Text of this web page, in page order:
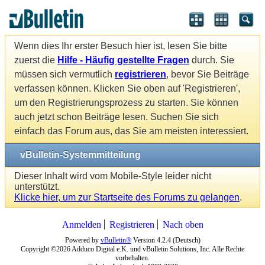
Wenn dies Ihr erster Besuch hier ist, lesen Sie bitte
zuerst die Hilfe - Häufig gestellte Fragen durch. Sie
müssen sich vermutlich registrieren, bevor Sie Beiträge
verfassen können. Klicken Sie oben auf 'Registrieren',
um den Registrierungsprozess zu starten. Sie können
auch jetzt schon Beiträge lesen. Suchen Sie sich
einfach das Forum aus, das Sie am meisten interessiert.
vBulletin-Systemmitteilung
Dieser Inhalt wird vom Mobile-Style leider nicht
unterstützt.
Klicke hier, um zur Startseite des Forums zu gelangen.
Anmelden Registrieren Nach oben
Powered by vBulletin®Version 4.2.4 (Deutsch)
Copyright ©2026 Adduco Digital e.K. und vBulletin Solutions, Inc. Alle Rechte
vorbehalten.